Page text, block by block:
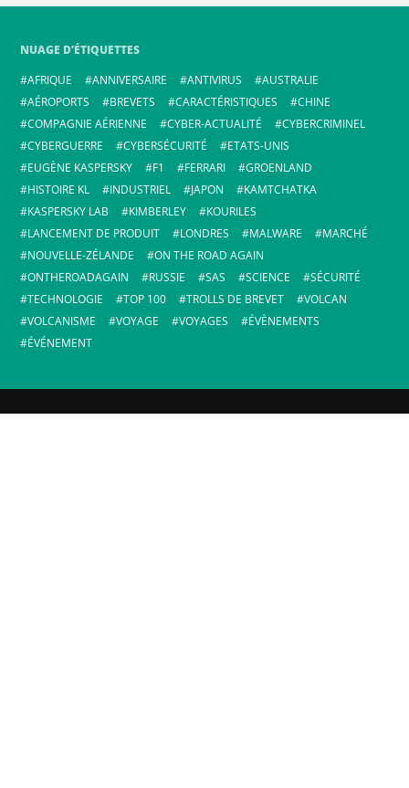
NUAGE D’ÉTIQUETTES
AFRIQUE
ANNIVERSAIRE ANTIVIRUS
AUSTRALIE
AÉROPORTS
BREVETS CARACTÉRISTIQUES
CHINE
COMPAGNIE AÉRIENNE
CYBER-ACTUALITÉ
CYBERCRIMINEL
CYBERGUERRE
CYBERSÉCURITÉ
ETATS-UNIS
EUGÈNE KASPERSKY
F1 FERRARI
GROENLAND
HISTOIRE KL
INDUSTRIEL JAPON
KAMTCHATKA
KASPERSKY LAB
KIMBERLEY
KOURILES
LANCEMENT DE PRODUIT
LONDRES MALWARE
MARCHÉ
NOUVELLE-ZÉLANDE
ON THE ROAD AGAIN
ONTHEROADAGAIN
RUSSIE SAS SCIENCE
SÉCURITÉ
TECHNOLOGIE
TOP 100 TROLLS DE BREVET
VOLCAN
VOLCANISME
VOYAGE VOYAGES
ÉVÈNEMENTS
ÉVÉNEMENT